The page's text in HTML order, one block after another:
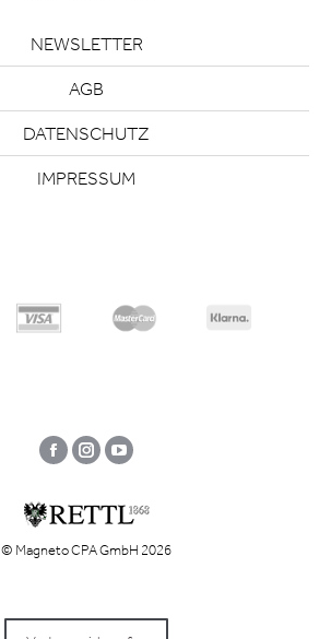
NEWSLETTER
AGB
DATENSCHUTZ
IMPRESSUM
Facebook
InstagramYouTube
© Magneto CPA GmbH 2026